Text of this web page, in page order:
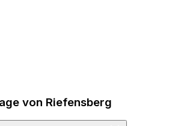
von Riefensberg